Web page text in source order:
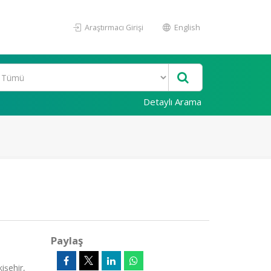
Araştırmacı Girişi English
Detaylı Arama
Paylaş